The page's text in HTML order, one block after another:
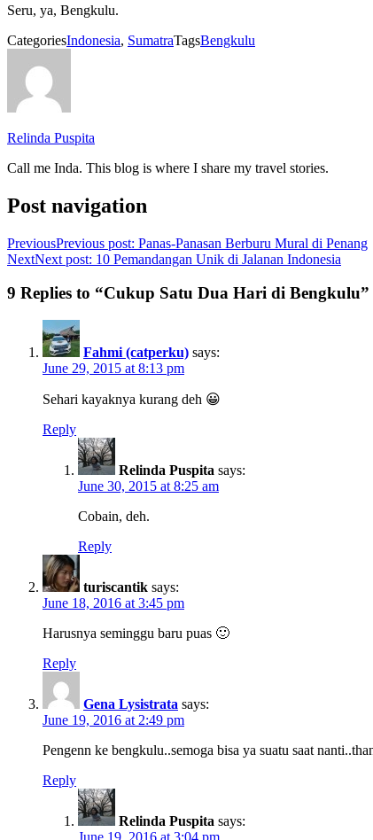
Seru, ya, Bengkulu.
CategoriesIndonesia, SumatraTagsBengkulu
Relinda Puspita
Call me Inda. This blog is where I share my travel stories.
Post navigation
PreviousPrevious post: Panas-Panasan Berburu Mural di Penang
NextNext post: 10 Pemandangan Unik di Jalanan Indonesia
9 Replies to “Cukup Satu Dua Hari di Bengkulu”
Fahmi (catperku) says:
June 29, 2015 at 8:13 pm
Sehari kayaknya kurang deh 😀
Reply
Relinda Puspita says:
June 30, 2015 at 8:25 am
Cobain, deh.
Reply
turiscantik says:
June 18, 2016 at 3:45 pm
Harusnya seminggu baru puas 🙂
Reply
Gena Lysistrata says:
June 19, 2016 at 2:49 pm
Pengenn ke bengkulu..semoga bisa ya suatu saat
Reply
Relinda Puspita says:
June 19, 2016 at 3:04 pm